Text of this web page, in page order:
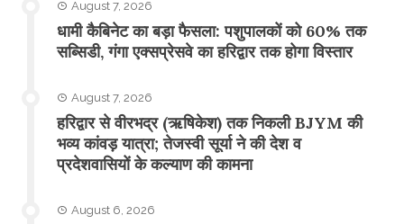
August 7, 2026
​धामी कैबिनेट का बड़ा फैसला: पशुपालकों को 60% तक
सब्सिडी, गंगा एक्सप्रेसवे का हरिद्वार तक होगा विस्तार
August 7, 2026
​हरिद्वार से वीरभद्र (ऋषिकेश) तक निकली BJYM की
भव्य कांवड़ यात्रा; तेजस्वी सूर्या ने की देश व
प्रदेशवासियों के कल्याण की कामना
August 6, 2026